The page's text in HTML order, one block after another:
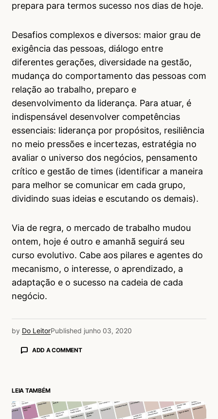
prepara para termos sucesso nos dias de hoje.
Desafios complexos e diversos: maior grau de
exigência das pessoas, diálogo entre
diferentes gerações, diversidade na gestão,
mudança do comportamento das pessoas com
relação ao trabalho, preparo e
desenvolvimento da liderança. Para atuar, é
indispensável desenvolver competências
essenciais: liderança por propósitos, resiliência
no meio pressões e incertezas, estratégia no
avaliar o universo dos negócios, pensamento
crítico e gestão de times (identificar a maneira
para melhor se comunicar em cada grupo,
dividindo suas ideias e escutando os demais).
Via de regra, o mercado de trabalho mudou
ontem, hoje é outro e amanhã seguirá seu
curso evolutivo. Cabe aos pilares e agentes do
mecanismo, o interesse, o aprendizado, a
adaptação e o sucesso na cadeia de cada
negócio.
by Do LeitorPublished junho 03, 2020
ADD A COMMENT
LEIA TAMBÉM